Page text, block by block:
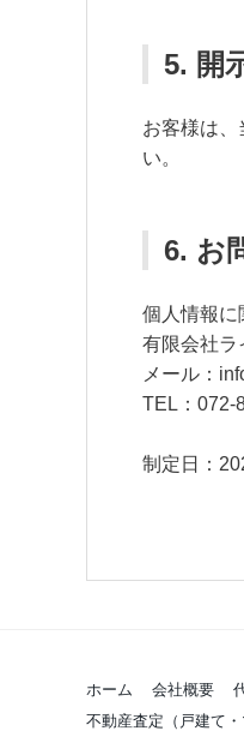
5. 開
お客様は
い。
6. お
個人情報に
有限会社ラ
メール：
TEL：072-
制定日：
ホーム 会社概要
不動産査定（戸建て